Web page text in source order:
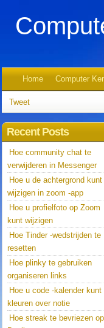
Home Computer
Tweet
Recent Posts
Hoe community chat te
verwijderen in Messenger
Hoe u de achtergrond kunt
wijzigen in zoom -app
Hoe u profielfoto op Zoom
kunt wijzigen
Hoe Tinder -wedstrijden te
resetten
Hoe plinky te gebruiken
organiseren links
Hoe u code -kalender kunt
kleuren over notie
Hoe streak te bevriezen op